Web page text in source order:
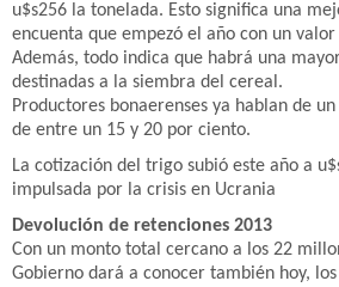
u$s256 la tonelada. Esto significa una
encuenta que empezó el año con un
Además, todo indica que habrá una
destinadas a la siembra del cereal.
Productores bonaerenses ya hablan de
de entre un 15 y 20 por ciento.
La cotización del trigo subió este año a
impulsada por la crisis en Ucrania
Devolución de retenciones 2013
Con un monto total cercano a los 22
Gobierno dará a conocer también hoy,